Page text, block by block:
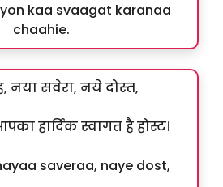
kaa svaagat karanaa
chaahie.
नया सवेरा, नये दोस्त,
हार्दिक स्वागत है होस्ट।
saveraa, naye dost,